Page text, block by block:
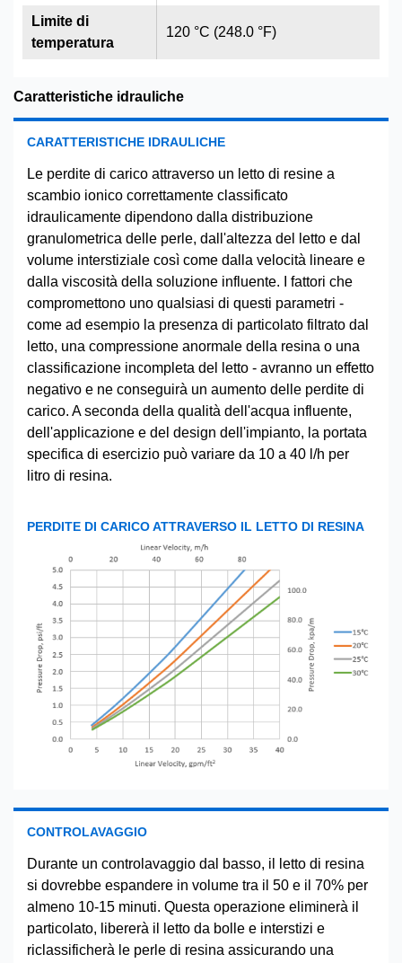
120 °C (248.0 °F)
Limite di
temperatura
Caratteristiche idrauliche
CARATTERISTICHE IDRAULICHE
Le perdite di carico attraverso un letto di resine a
scambio ionico correttamente classificato
idraulicamente dipendono dalla distribuzione
granulometrica delle perle, dall'altezza del letto e dal
volume interstiziale così come dalla velocità lineare e
dalla viscosità della soluzione influente. I fattori che
compromettono uno qualsiasi di questi parametri -
come ad esempio la presenza di particolato filtrato dal
letto, una compressione anormale della resina o una
classificazione incompleta del letto - avranno un effetto
negativo e ne conseguirà un aumento delle perdite di
carico. A seconda della qualità dell'acqua influente,
dell'applicazione e del design dell'impianto, la portata
specifica di esercizio può variare da 10 a 40 l/h per
litro di resina.
PERDITE DI CARICO ATTRAVERSO IL LETTO DI RESINA
CONTROLAVAGGIO
Durante un controlavaggio dal basso, il letto di resina
si dovrebbe espandere in volume tra il 50 e il 70% per
almeno 10-15 minuti. Questa operazione eliminerà il
particolato, libererà il letto da bolle e interstizi e
riclassificherà le perle di resina assicurando una